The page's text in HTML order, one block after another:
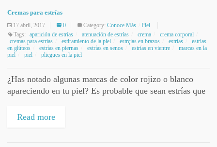
Cremas para estrías
17 abril, 2017 0 Category: Conoce Más
Piel
Tags:
aparición de estrías atenuación de estrías crema
crema corporal
cremas para estrías
estiramiento de la piel estrçias en brazos estrías
estrias
en glúteos
estrías en piernas estrías en senos estrías en vientre
marcas en la
piel
piel pliegues en la piel
¿Has notado algunas marcas de color rojizo o blanco
apareciendo en tu piel? Es probable que sean estrías que
aparecen...
Read more